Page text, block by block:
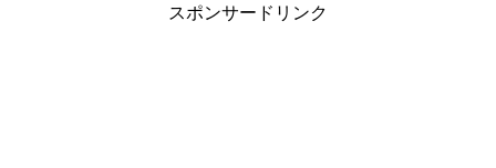
スポンサードリンク